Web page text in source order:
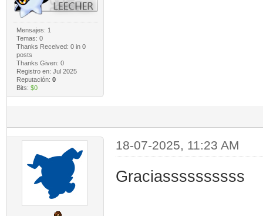
Mensajes: 1
Temas: 0
Thanks Received: 0in 0
posts
Thanks Given: 0
Registro en: Jul 2025
Reputación: 0
Bits: $0
18-07-2025, 11:23 AM
Graciassssssssss